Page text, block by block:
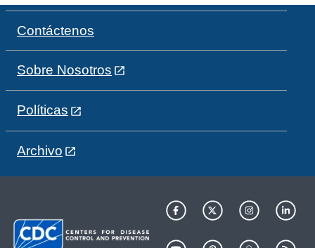
Contáctenos
Sobre Nosotros
Políticas
Archivo